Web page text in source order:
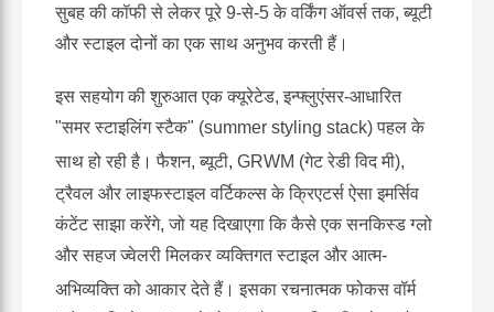
सुबह की कॉफी से लेकर पूरे 9-से-5 के वर्किंग ऑवर्स तक, ब्यूटी
और स्टाइल दोनों का एक साथ अनुभव करती हैं।
इस सहयोग की शुरुआत एक क्यूरेटेड, इन्फ्लुएंसर-आधारित
"समर स्टाइलिंग स्टैक" (summer styling stack) पहल के
साथ हो रही है। फैशन, ब्यूटी, GRWM (गेट रेडी विद मी),
ट्रैवल और लाइफस्टाइल वर्टिकल्स के क्रिएटर्स ऐसा इमर्सिव
कंटेंट साझा करेंगे, जो यह दिखाएगा कि कैसे एक सनकिस्ड ग्लो
और सहज ज्वेलरी मिलकर व्यक्तिगत स्टाइल और आत्म-
अभिव्यक्ति को आकार देते हैं। इसका रचनात्मक फोकस वॉर्म